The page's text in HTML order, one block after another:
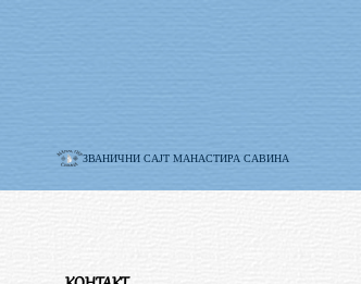
ЗВАНИЧНИ САЈТ МАНАСТИРА САВИНА